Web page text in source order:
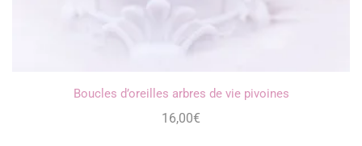
Boucles d’oreilles arbres de vie pivoines
16,00€